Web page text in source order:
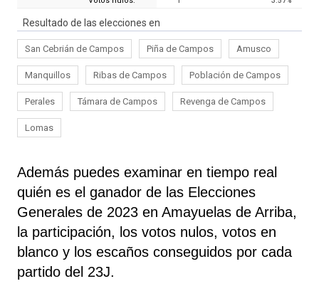
Resultado de las elecciones en
San Cebrián de Campos Piña de Campos Amusco
Manquillos Ribas de Campos Población de Campos
Perales Támara de Campos Revenga de Campos
Lomas
Además puedes examinar en tiempo real
quién es el ganador de las Elecciones
Generales de 2023 en Amayuelas de Arriba,
la participación, los votos nulos, votos en
blanco y los escaños conseguidos por cada
partido del 23J.